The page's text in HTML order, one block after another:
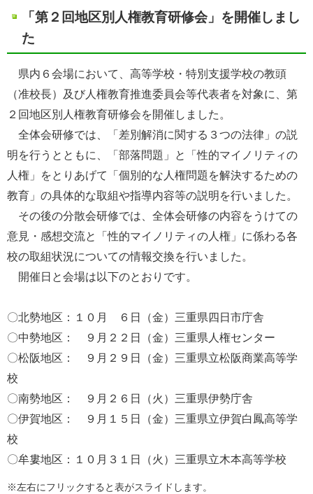
「第２回地区別人権教育研修会」を開催しまし
た
県内６会場において、高等学校・特別支援学校の教頭
（准校長）及び人権教育推進委員会等代表者を対象に、第
２回地区別人権教育研修会を開催しました。
全体会研修では、「差別解消に関する３つの法律」の説
明を行うとともに、
「部落問題」と「性的マイノリティの
人権」をとりあげて
「個別的な人権問題を解決するための
教育」の具体的な取組や指導内容等の説明を行いました。
その後の分散会研修では、全体会研修の内容をうけての
意見・感想交流と「性的マイノリティの人権」に係わる各
校の取組状況についての情報交換を行いました。
開催日と会場は以下のとおりです。
〇北勢地区：１０月 ６日（金）三重県四日市庁舎
〇中勢地区： ９月２２日（金）三重県人権センター
〇松阪地区： ９月２９日（金）三重県立松阪商業高等学
校
〇南勢地区： ９月２６日（火）三重県伊勢庁舎
〇伊賀地区： ９月１５日（金）三重県立伊賀白鳳高等学
校
〇牟婁地区：１０月３１日（火）三重県立木本高等学校
※左右にフリックすると表がスライドします。